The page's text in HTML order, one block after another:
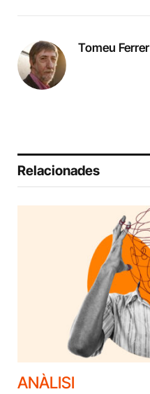
Tomeu Ferrer
Relacionades
ANÀLISI